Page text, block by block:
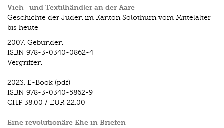
Vieh- und Textilhändler an der Aare
Geschichte der Juden im Kanton Solothurn vom Mittelalter
bis heute
2007. Gebunden
ISBN 978-3-0340-0862-4
Vergriffen
2023. E-Book (pdf)
ISBN 978-3-0340-5862-9
CHF 38.00 / EUR 22.00
Eine revolutionäre Ehe in Briefen